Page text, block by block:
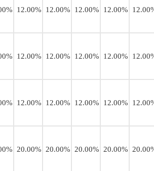
12.00% 12.00% 12.00% 12.00%
12.00% 12.00% 12.00% 12.00%
12.00% 12.00% 12.00% 12.00%
20.00% 20.00% 20.00% 20.00%